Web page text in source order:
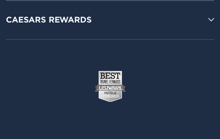
CAESARS REWARDS